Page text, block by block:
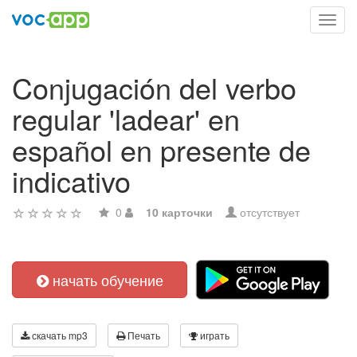
Conjugación del verbo
regular 'ladear' en
español en presente de
indicativo
0 10 карточки отсутствует
начать обучение
скачать mp3 Печать играть